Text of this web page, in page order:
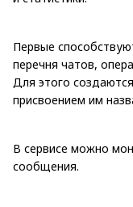
Первые
перечня чатов,
Для этого
присвоением им
В сервисе можно
сообщения.